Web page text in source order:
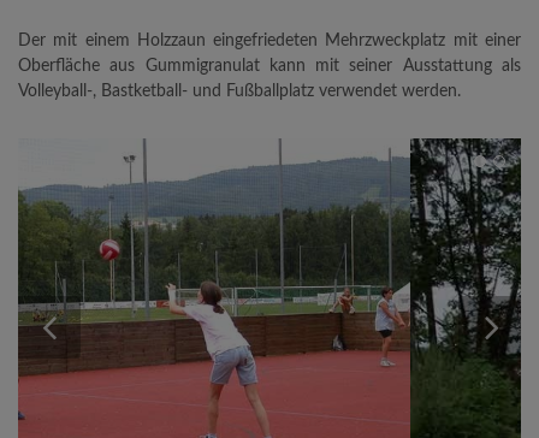
Der mit einem Holzzaun eingefriedeten Mehrzweckplatz mit einer
Oberfläche aus Gummigranulat kann mit seiner Ausstattung als
Volleyball-, Bastketball- und Fußballplatz verwendet werden.